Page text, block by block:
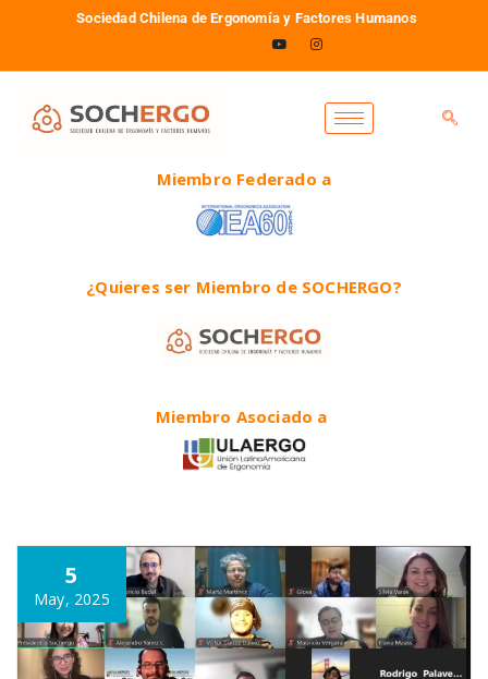
Sociedad Chilena de Ergonomía y Factores Humanos
Miembro Federado a
¿Quieres ser Miembro de SOCHERGO?
Miembro Asociado a
5
May, 2025